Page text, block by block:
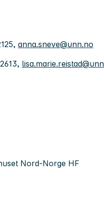
anna.sneve@unn.no
lisa.marie.reistad@unn
Nord-Norge HF